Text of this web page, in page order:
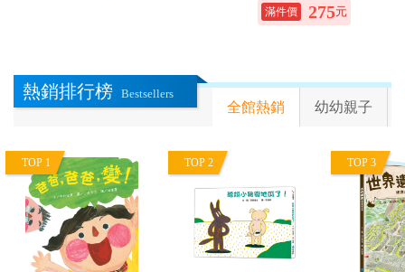
275元
熱銷排行榜 Bestsellers
全館熱銷 幼幼親子
TOP 1 TOP 2 TOP 3